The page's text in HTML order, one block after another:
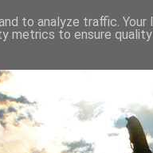
to analyze traffic. Your
metrics to ensure